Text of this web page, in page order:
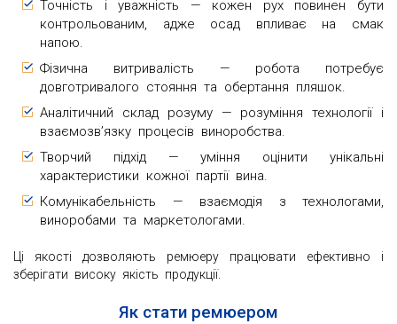
Точність і уважність — кожен рух повинен бути
контрольованим, адже осад впливає на смак
напою.
Фізична витривалість — робота потребує
довготривалого стояння та обертання пляшок.
Аналітичний склад розуму — розуміння технології і
взаємозв’язку процесів виноробства.
Творчий підхід — уміння оцінити унікальні
характеристики кожної партії вина.
Комунікабельність — взаємодія з технологами,
виноробами та маркетологами.
Ці якості дозволяють ремюеру працювати ефективно і
зберігати високу якість продукції.
Як стати ремюером